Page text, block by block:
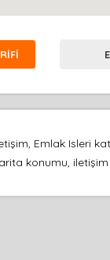
Emlak Isleri
konumu,